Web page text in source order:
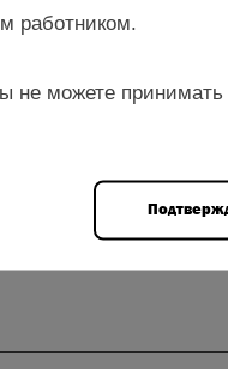
кафедры акушерства
медицинский
работником.
не можете